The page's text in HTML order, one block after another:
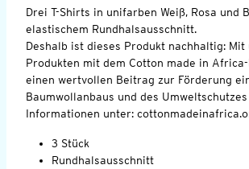
Drei T-Shirts in unifarben Weiß, Rosa und
elastischem Rundhalsausschnitt.
Deshalb ist dieses Produkt nachhaltig: Mit
Produkten mit dem Cotton made in
einen wertvollen Beitrag zur Förderung
Baumwollanbaus und des
Informationen unter:
3 Stück
Rundhalsausschnitt